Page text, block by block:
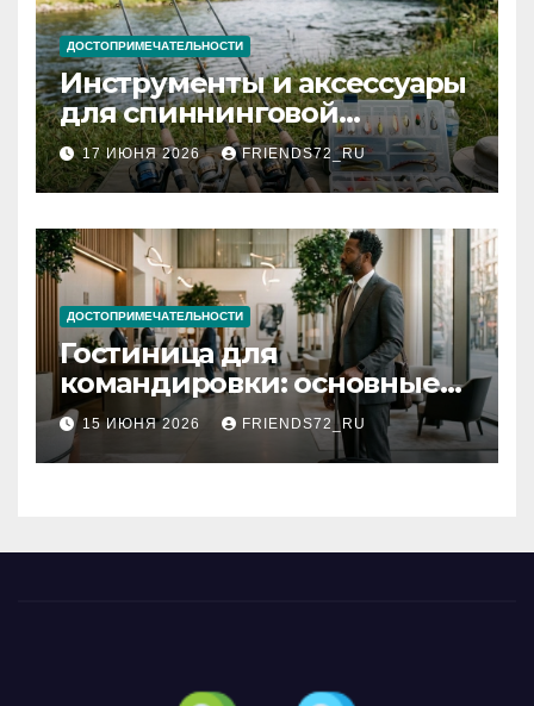
ДОСТОПРИМЕЧАТЕЛЬНОСТИ
Инструменты и аксессуары
для спиннинговой
рыбалки: назначение и
типы
17 ИЮНЯ 2026 FRIENDS72_RU
ДОСТОПРИМЕЧАТЕЛЬНОСТИ
Гостиница для
командировки: основные
критерии выбора
15 ИЮНЯ 2026 FRIENDS72_RU